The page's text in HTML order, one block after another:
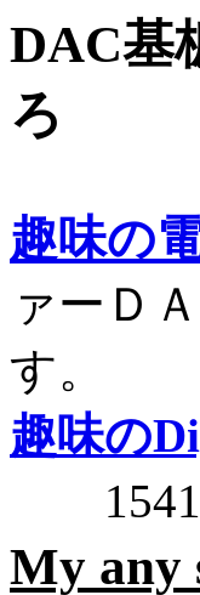
DAC基
ろ
趣味の
ァーＤ
す。
趣味の
1541
My any